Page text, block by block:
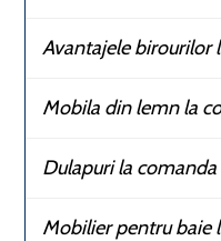
Avantajele birourilor
Mobila din lemn la
Dulapuri la comanda
Mobilier pentru baie